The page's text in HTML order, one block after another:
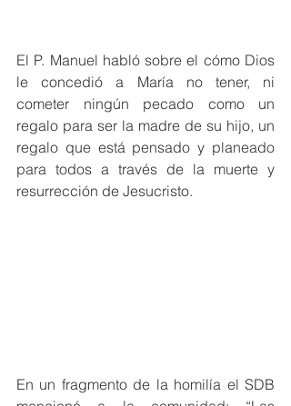
El P. Manuel habló sobre el cómo Dios
le concedió a María no tener, ni
cometer ningún pecado como un
regalo para ser la madre de su hijo, un
regalo que está pensado y planeado
para todos a través de la muerte y
resurrección de Jesucristo.
En un fragmento de la homilía el SDB